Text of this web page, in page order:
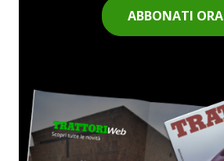
ABBONATI ORA